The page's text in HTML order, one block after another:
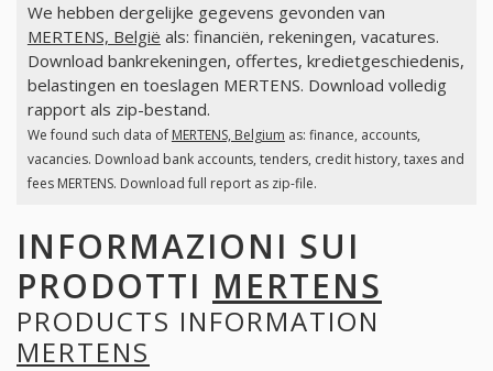
We hebben dergelijke gegevens gevonden van
MERTENS, België als: financiën, rekeningen, vacatures.
Download bankrekeningen, offertes, kredietgeschiedenis,
belastingen en toeslagen MERTENS. Download volledig
rapport als zip-bestand.
We found such data of MERTENS, Belgium as: finance, accounts,
vacancies. Download bank accounts, tenders, credit history, taxes and
fees MERTENS. Download full report as zip-file.
INFORMAZIONI SUI
PRODOTTI MERTENS
PRODUCTS INFORMATION
MERTENS